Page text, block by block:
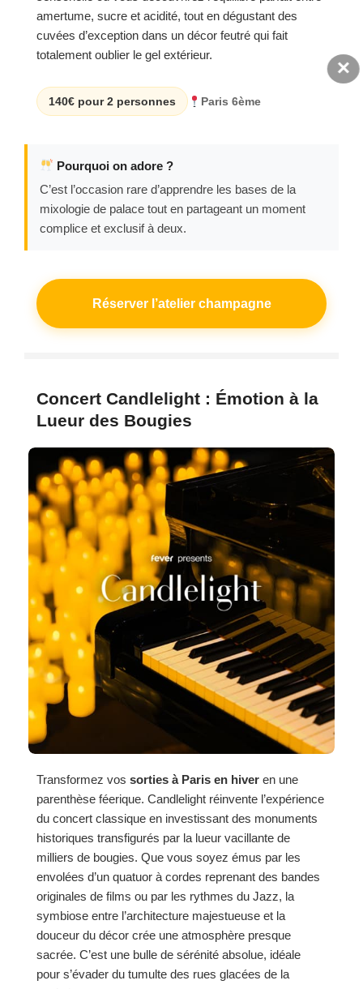
amertume, sucre et acidité, tout en dégustant des
cuvées d’exception dans un décor feutré qui fait
totalement oublier le gel extérieur.
140€ pour 2 personnes Paris 6ème
Pourquoi on adore ?
C’est l’occasion rare d’apprendre les bases de la
mixologie de palace tout en partageant un moment
complice et exclusif à deux.
Réserver l’atelier champagne
Concert Candlelight : Émotion à la
Lueur des Bougies
Transformez vos sorties à Paris en hiver en une
parenthèse féerique. Candlelight réinvente l’expérience
du concert classique en investissant des monuments
historiques transfigurés par la lueur vacillante de
milliers de bougies. Que vous soyez émus par les
envolées d’un quatuor à cordes reprenant des bandes
originales de films ou par les rythmes du Jazz, la
symbiose entre l’architecture majestueuse et la
douceur du décor crée une atmosphère presque
sacrée. C’est une bulle de sérénité absolue, idéale
pour s’évader du tumulte des rues glacées de la
×